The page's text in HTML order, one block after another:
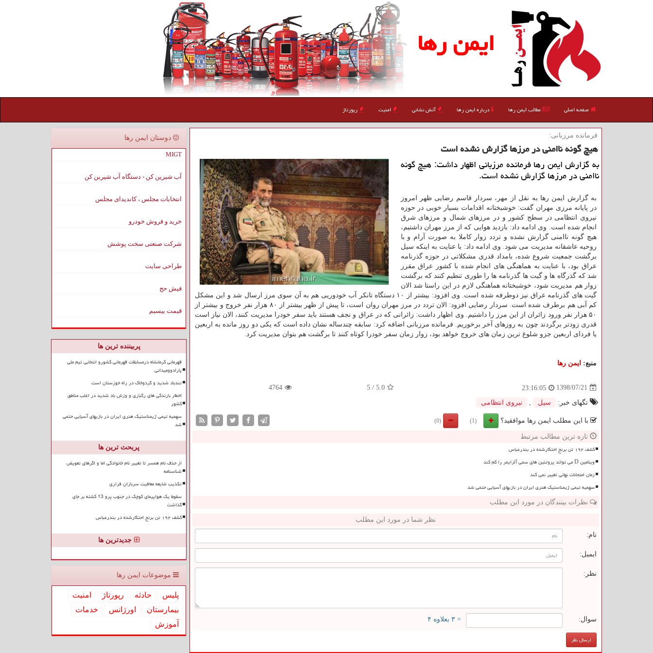
ایمن رها
صفحه اصلی مطالب ایمن رها درباره ایمن رها آتش نشانی امنیت رپورتاژ
فرمانده مرزبانی:
هیچ گونه ناامنی در مرزها گزارش نشده است
به گزارش ایمن رها فرمانده مرزبانی اظهار داشت: هیچ گونه
ناامنی در مرزها گزارش نشده است.
به گزارش ایمن رها به نقل از مهر، سردار قاسم رضایی ظهر امروز
در پایانه مرزی مهران گفت: خوشبختانه اقدامات بسیار خوبی در حوزه
نیروی انتظامی در سطح كشور و در مرزهای شمال و مرزهای شرق
انجام شده است. وی ادامه داد: بازدید هوایی كه از مرز مهران داشتیم،
هیچ گونه ناامنی گزارش نشده و تردد زوار كاملا به صورت آرام و با
روحیه عاشقانه مدیریت می شود. وی ادامه داد: با عنایت به اینكه سیل
برگشت جمعیت شروع شده، بامداد قدری مشكلاتی در حوزه گذرنامه
عراق بود، با عنایت به هماهنگی های انجام شده با كشور عراق مقرر
شد كه گذرگاه ها و گیت ها گذرنامه ها را طوری تنطیم كنند كه برگشت
زوار هم مدیریت شود، خوشبختانه هماهنگی لازم در این راستا شد الان
گیت های گذرنامه عراق نیز دوطرفه شده است. وی افزود: بیشتر از ۱۰ دستگاه تانكر آب خودوریی هم به آن سوی مرز ارسال شد و این مشكل
كم آبی هم برطرف شده است. سردار رضایی افزود: الان تردد در مرز مهران روان است، تا پیش از ظهر بیشتر از ۸۰ هزار نفر خروج و بیشتر از
۵۰ هزار نفر ورود زائران از این مرز را داشتیم. وی اظهار داشت: زائرانی كه در عراق و نجف هستند باید سفر خودرا مدیریت كنند، الان نیاز است
قدری زودتر برگردند چون به روزهای آخر برخوریم. فرمانده مرزبانی اضافه كرد: سابقه چندساله نشان داده است كه یكی دو روز مانده به اربعین
یا فردای اربعین جزو شلوغ ترین زمان های خروج خواهد بود، زوار زمان سفر خودرا كوتاه كنند تا برگشت هم بتوان مدیریت كرد.
منبع: ایمن رها
1398/07/21
23:16:05
5.0
/
5
4764
تگهای خبر: سیل نیروی انتظامی
با این مطلب ایمن رها موافقید؟ (1)
(0)
تازه ترین مطالب مرتبط
کشف ۱۹۲ تن برنج احتکارشده در بندرعباس
ویتامین D می تواند پروتئین های سمی آلزایمر را کم کند
زمان امتحانات نهائی تغییر نمی کند
سهمیه تیمی ژیمناستیک هنری ایران در بازیهای آسیایی حتمی شد
نظرات بینندگان در مورد این مطلب
نظر شما در مورد این مطلب
نام:
ایمیل:
نظر:
سوال: = ۳ بعلاوه ۴
دوستان ایمن رها
MIGT
آب شیرین کن - دستگاه آب شیرین کن
انتخابات مجلس ، کاندیدای مجلس
خرید و فروش خودرو
شرکت صنعتی سخت پوشش
طراحی سایت
فیش حج
قیمت بیسیم
پربیننده ترین ها
قهرمانی کرمانشاه درمسابقات قهرمانی کشورو انتخابی تیم ملی
پارادوومیدانی
تندباد شدید و گردوخاک در راه خوزستان است
اخطار بارندگی های رگباری و وزش باد شدید در اغلب مناطق
کشور
سهمیه تیمی ژیمناستیک هنری ایران در بازیهای آسیایی حتمی
شد
پربحث ترین ها
از حذف نام همسر تا تغییر نام خانوادگی اما و اگرهای تعویض
شناسنامه
تکذیب شایعه معافیت سربازان فراری
سقوط یک هواپیمای کوچک در جنوب پرو 13 کشته بر جای
گذاشت
کشف ۱۹۲ تن برنج احتکارشده در بندرعباس
جدیدترین ها
موضوعات ایمن رها
پلیس حادثه رپورتاژ
امنیت
بیمارستان
اورژانس
خدمات
آموزش